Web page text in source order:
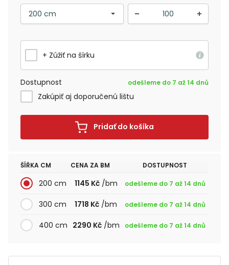
+ Zúžiť na šírku
Dostupnost odešleme do 7 až 14 dnů
Zakúpiť aj doporučenú lištu
Pridať do košíka
ŠÍŘKA CM CENA ZA BM DOSTUPNOST
200 cm 1145 Kč/bm odešleme do 7 až 14 dnů
300 cm 1718 Kč /bm odešleme do 7 až 14 dnů
400 cm 2290 Kč/bm odešleme do 7 až 14 dnů